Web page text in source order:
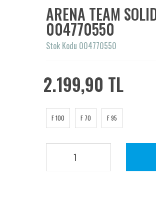
ARENA TEAM
004770550
Stok Kodu 004770550
2.199,90 TL
F 100 F 70
F 95